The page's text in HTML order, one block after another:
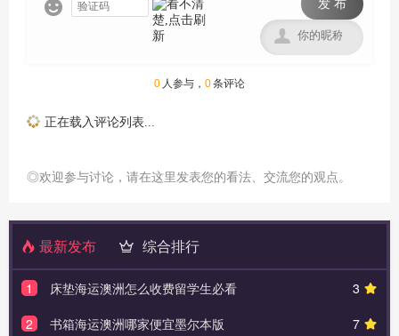
 发 布

0 人参与， 0条评论
正在载入评论列表...
◎欢迎参与讨论，请在这里发表您的看法、交流您的观点。
最新发布 综合排行
3
1
床垫海运澳洲怎么收费留学生必看
7
2
书箱海运澳洲哪家便宜墨尔本版